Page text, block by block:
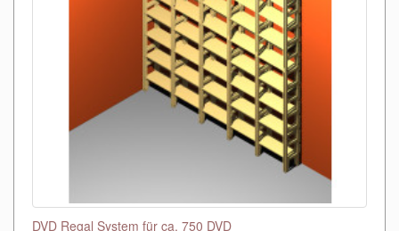
DVD Regal System für ca. 750 DVD